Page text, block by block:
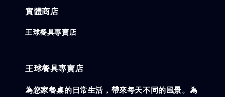
實體商店
王球餐具專賣店
王球餐具專賣店
為您家餐桌的日常生活，帶來每天不同的風景。為